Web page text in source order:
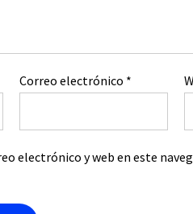
Correo electrónico *
electrónico y web en este